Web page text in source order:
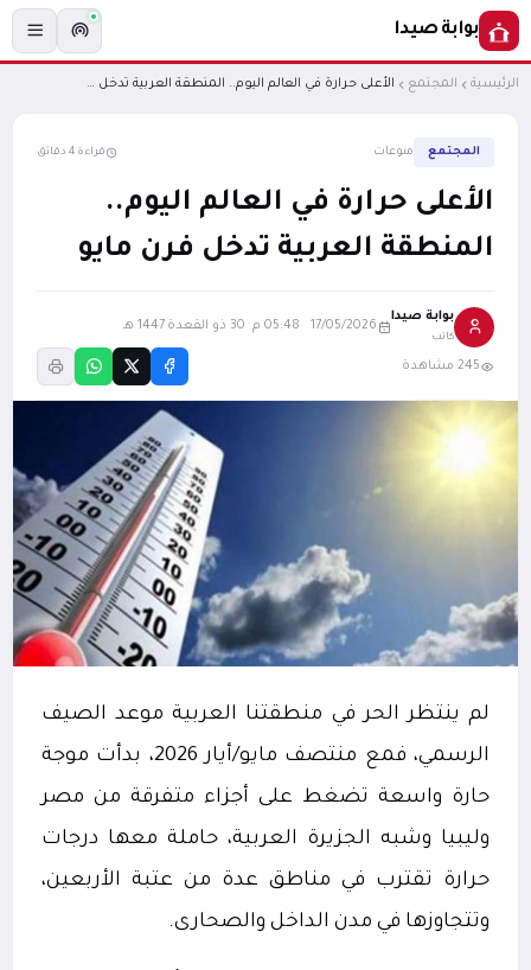
بوابة صيدا
الرئيسية المجتمع الأعلى حرارة في العالم اليوم.. المنطقة العربية تدخل فرن مايو
المجتمع منوعات قراءة 4 دقائق
الأعلى حرارة في العالم اليوم..
المنطقة العربية تدخل فرن مايو
بوابة صيدا
كاتب
17/05/2026 05:48 م 30 ذو القعدة 1447 هـ
245 مشاهدة
لم ينتظر الحر في منطقتنا العربية موعد الصيف
الرسمي، فمع منتصف مايو/أيار 2026، بدأت موجة
حارة واسعة تضغط على أجزاء متفرقة من مصر
وليبيا وشبه الجزيرة العربية، حاملة معها درجات
حرارة تقترب في مناطق عدة من عتبة الأربعين،
وتتجاوزها في مدن الداخل والصحارى.